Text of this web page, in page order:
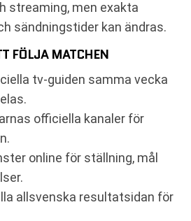
streaming, men exakta
sändningstider kan ändras.
FÖLJA MATCHEN
tv-guiden samma vecka
officiella kanaler för
online för ställning, mål
allsvenska resultatsidan för